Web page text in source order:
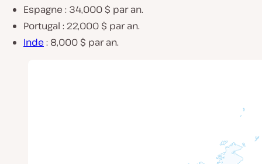
Espagne : 34,000 $ par an.
Portugal : 22,000 $ par an.
Inde : 8,000 $ par an.